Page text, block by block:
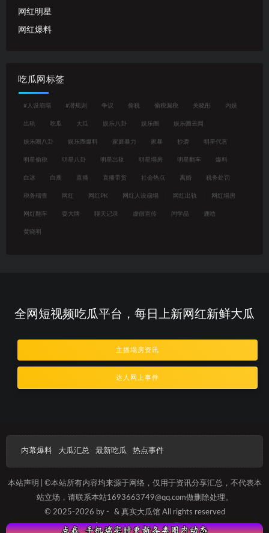
网红明星
网红爆料
吃瓜网标签
#人设崩塌 #潜规则 争议 偷税 偷税漏税 关晓彤 内娱
出轨 吃瓜 大瓜 娱乐八卦 娱乐圈 娱乐圈丑闻
娱乐圈八卦 娱乐圈爆料 家庭暴力 家暴 抄袭 明星代言
明星偷税 明星八卦 明星出轨 明星塌房 明星翻车 爆料
白冰 白鹿 直播 直播带货 社会热点 离婚 税务处罚
税务稽查 网红 网红PK 网红人设崩塌 网红出轨 网红塌房
网红翻车 耍大牌 聊天记录 虚假宣传 闫学晶 鹿晗
黄晓明
全网短视频吃瓜平台，每日上新网红新鲜大瓜
主播塌房资讯
达人网上事件
内幕爆料 大瓜汇总 最新吃瓜 热点事件
本站声明 | ©本站所有内容均来源于网络，仅用于资讯分享汇总，不代表本
站立场，请联系本站1693663749@qq.com做删除处理。
© 2025-2026 by -
& 真实大瓜馆 All rights reserved
沪ICP备20230125689号